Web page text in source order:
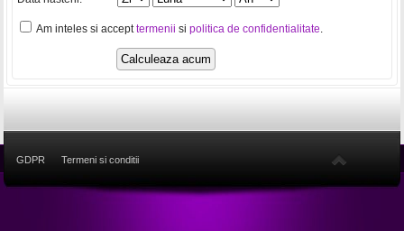
Am inteles si accepttermenii si politica de confidentialitate.
GDPR Termeni si conditii